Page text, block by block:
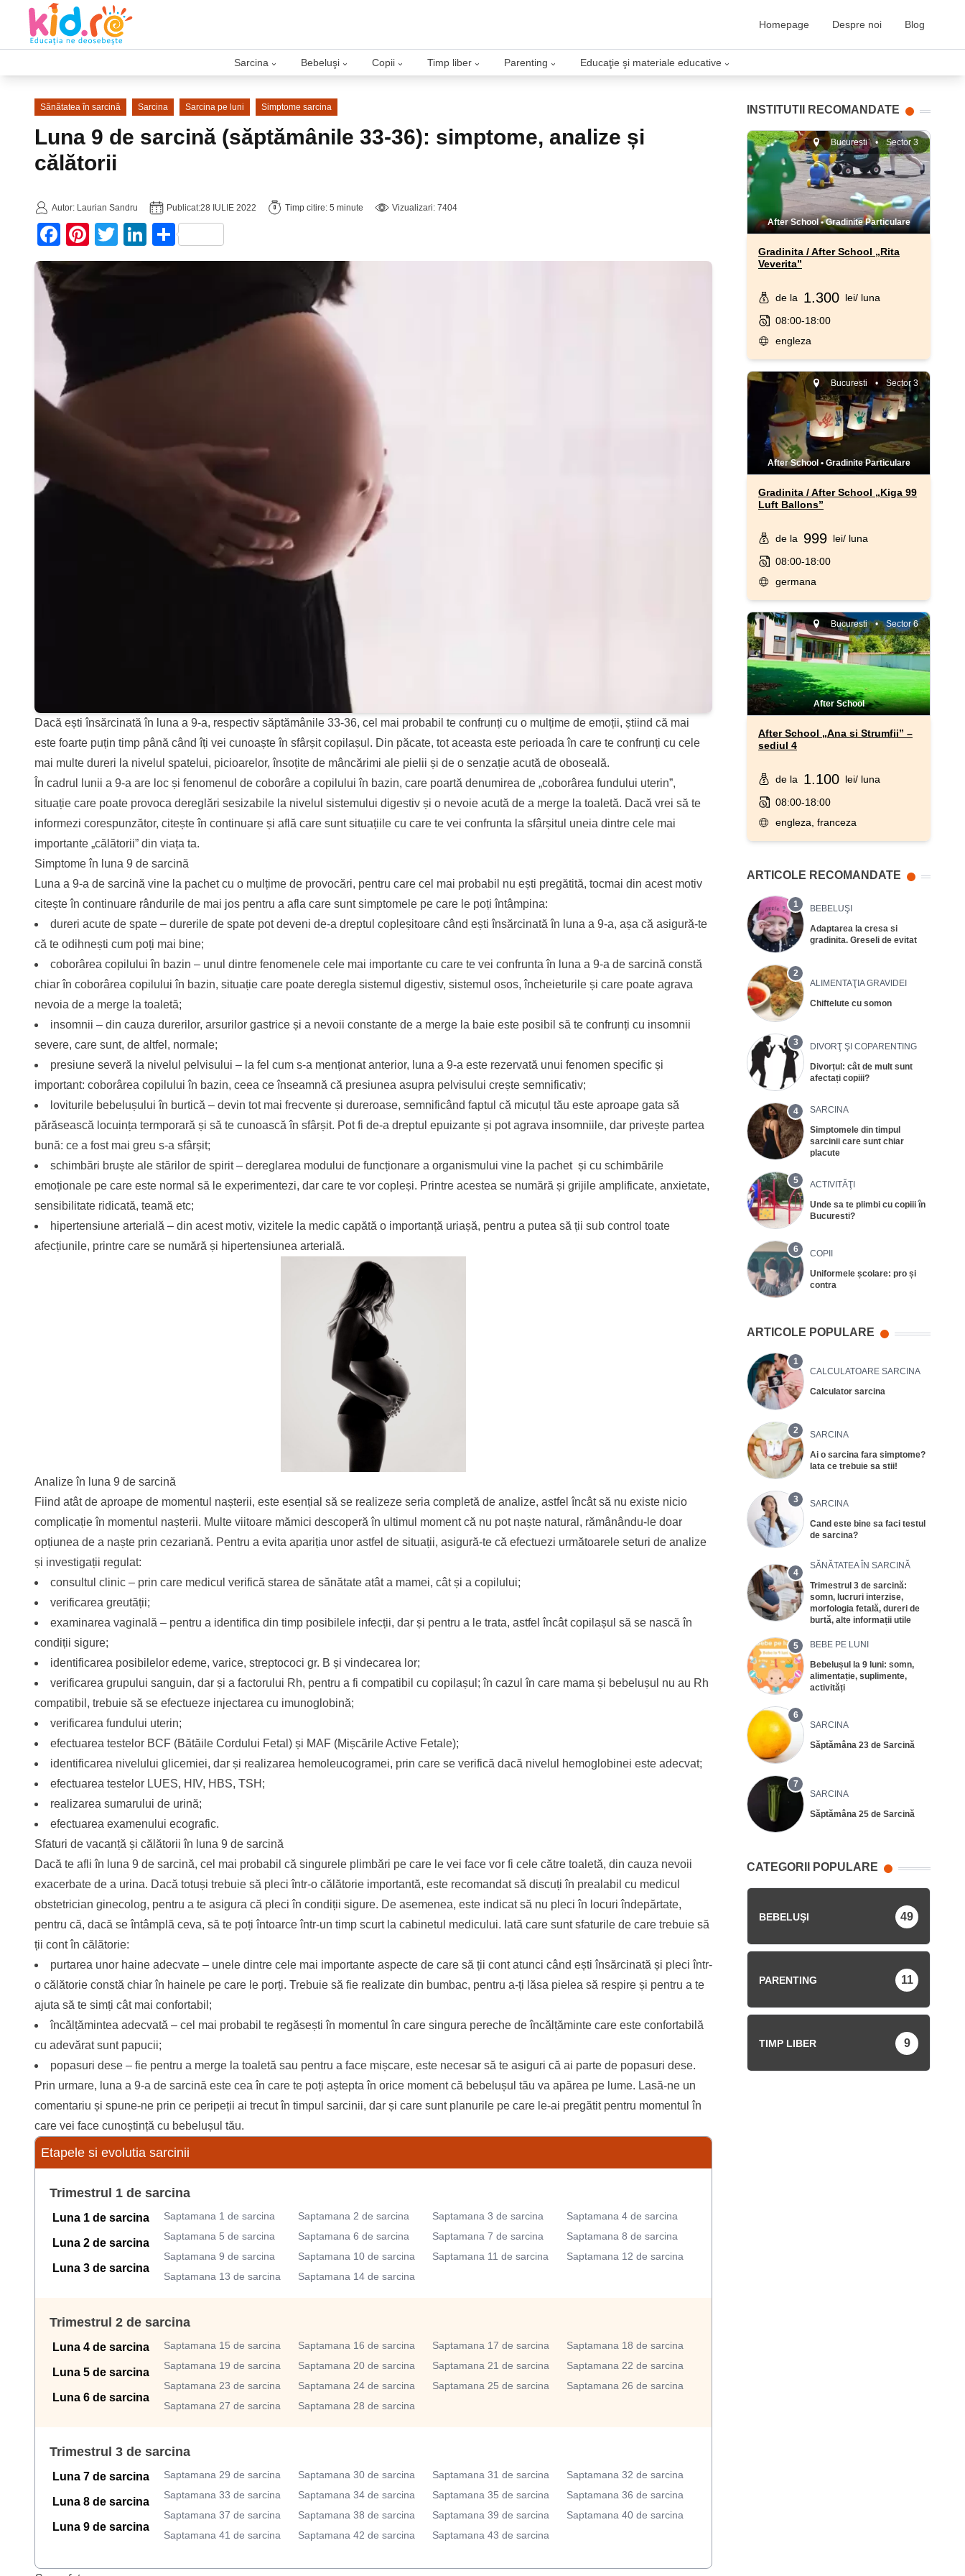
Homepage Despre noi Blog
Sarcina › Bebeluşi › Copii › Timp liber › Parenting › Educaţie şi materiale educative ›
Sănătatea în sarcină Sarcina Sarcina pe luni Simptome sarcina
Luna 9 de sarcină (săptămânile 33-36): simptome, analize și
călătorii
Autor: Laurian Sandru Publicat:28 IULIE 2022 Timp citire: 5 minute Vizualizari: 7404
Facebook
Pinterest
TwitterLinkedIn
Partajează
Dacă ești însărcinată în luna a 9-a, respectiv săptămânile 33-36, cel mai probabil te confrunți cu o mulțime de emoții, știind că mai
este foarte puțin timp până când îți vei cunoaște în sfârșit copilașul. Din păcate, tot aceasta este perioada în care te confrunți cu cele
mai multe dureri la nivelul spatelui, picioarelor, însoțite de mâncărimi ale pielii și de o senzație acută de oboseală.
În cadrul lunii a 9-a are loc și fenomenul de coborâre a copilului în bazin, care poartă denumirea de „coborârea fundului uterin”,
situație care poate provoca dereglări sesizabile la nivelul sistemului digestiv și o nevoie acută de a merge la toaletă. Dacă vrei să te
informezi corespunzător, citește în continuare și află care sunt situațiile cu care te vei confrunta la sfârșitul uneia dintre cele mai
importante „călătorii” din viața ta.
Simptome în luna 9 de sarcină
Luna a 9-a de sarcină vine la pachet cu o mulțime de provocări, pentru care cel mai probabil nu ești pregătită, tocmai din acest motiv
citește în continuare rândurile de mai jos pentru a afla care sunt simptomele pe care le poți întâmpina:
dureri acute de spate – durerile de spate pot deveni de-a dreptul copleșitoare când ești însărcinată în luna a 9-a, așa că asigură-te
că te odihnești cum poți mai bine;
coborârea copilului în bazin – unul dintre fenomenele cele mai importante cu care te vei confrunta în luna a 9-a de sarcină constă
chiar în coborârea copilului în bazin, situație care poate deregla sistemul digestiv, sistemul osos, încheieturile și care poate agrava
nevoia de a merge la toaletă;
insomnii – din cauza durerilor, arsurilor gastrice și a nevoii constante de a merge la baie este posibil să te confrunți cu insomnii
severe, care sunt, de altfel, normale;
presiune severă la nivelul pelvisului – la fel cum s-a menționat anterior, luna a 9-a este rezervată unui fenomen specific și
important: coborârea copilului în bazin, ceea ce înseamnă că presiunea asupra pelvisului crește semnificativ;
loviturile bebelușului în burtică – devin tot mai frecvente și dureroase, semnificând faptul că micuțul tău este aproape gata să
părăsească locuința termporară și să te cunoască în sfârșit. Pot fi de-a dreptul epuizante și pot agrava insomniile, dar privește partea
bună: ce a fost mai greu s-a sfârșit;
schimbări bruște ale stărilor de spirit – dereglarea modului de funcționare a organismului vine la pachet și cu schimbările
emoționale pe care este normal să le experimentezi, dar care te vor copleși. Printre acestea se numără și grijile amplificate, anxietate,
sensibilitate ridicată, teamă etc;
hipertensiune arterială – din acest motiv, vizitele la medic capătă o importanță uriașă, pentru a putea să ții sub control toate
afecțiunile, printre care se numără și hipertensiunea arterială.
Analize în luna 9 de sarcină
Fiind atât de aproape de momentul nașterii, este esențial să se realizeze seria completă de analize, astfel încât să nu existe nicio
complicație în momentul nașterii. Multe viitoare mămici descoperă în ultimul moment că nu pot naște natural, rămânându-le doar
opțiunea de a naște prin cezariană. Pentru a evita apariția unor astfel de situații, asigură-te că efectuezi următoarele seturi de analize
și investigații regulat:
consultul clinic – prin care medicul verifică starea de sănătate atât a mamei, cât și a copilului;
verificarea greutății;
examinarea vaginală – pentru a identifica din timp posibilele infecții, dar și pentru a le trata, astfel încât copilașul să se nască în
condiții sigure;
identificarea posibilelor edeme, varice, streptococi gr. B și vindecarea lor;
verificarea grupului sanguin, dar și a factorului Rh, pentru a fi compatibil cu copilașul; în cazul în care mama și bebelușul nu au Rh
compatibil, trebuie să se efectueze injectarea cu imunoglobină;
verificarea fundului uterin;
efectuarea testelor BCF (Bătăile Cordului Fetal) și MAF (Mișcările Active Fetale);
identificarea nivelului glicemiei, dar și realizarea hemoleucogramei, prin care se verifică dacă nivelul hemoglobinei este adecvat;
efectuarea testelor LUES, HIV, HBS, TSH;
realizarea sumarului de urină;
efectuarea examenului ecografic.
Sfaturi de vacanță și călătorii în luna 9 de sarcină
Dacă te afli în luna 9 de sarcină, cel mai probabil că singurele plimbări pe care le vei face vor fi cele către toaletă, din cauza nevoii
exacerbate de a urina. Dacă totuși trebuie să pleci într-o călătorie importantă, este recomandat să discuți în prealabil cu medicul
obstetrician ginecolog, pentru a te asigura că pleci în condiții sigure. De asemenea, este indicat să nu pleci în locuri îndepărtate,
pentru că, dacă se întâmplă ceva, să te poți întoarce într-un timp scurt la cabinetul medicului. Iată care sunt sfaturile de care trebuie să
ții cont în călătorie:
purtarea unor haine adecvate – unele dintre cele mai importante aspecte de care să ții cont atunci când ești însărcinată și pleci într-
o călătorie constă chiar în hainele pe care le porți. Trebuie să fie realizate din bumbac, pentru a-ți lăsa pielea să respire și pentru a te
ajuta să te simți cât mai confortabil;
încălțămintea adecvată – cel mai probabil te regăsești în momentul în care singura pereche de încălțăminte care este confortabilă
cu adevărat sunt papucii;
popasuri dese – fie pentru a merge la toaletă sau pentru a face mișcare, este necesar să te asiguri că ai parte de popasuri dese.
Prin urmare, luna a 9-a de sarcină este cea în care te poți aștepta în orice moment că bebelușul tău va apărea pe lume. Lasă-ne un
comentariu și spune-ne prin ce peripeții ai trecut în timpul sarcinii, dar și care sunt planurile pe care le-ai pregătit pentru momentul în
care vei face cunoștință cu bebelușul tău.
Etapele si evolutia sarcinii
Trimestrul 1 de sarcina
Luna 1 de sarcina
Luna 2 de sarcina
Luna 3 de sarcina
Saptamana 1 de sarcina Saptamana 2 de sarcina Saptamana 3 de sarcina
Saptamana 4 de sarcina
Saptamana 5 de sarcina
Saptamana 6 de sarcina Saptamana 7 de sarcina
Saptamana 8 de sarcina
Saptamana 9 de sarcina
Saptamana 10 de sarcina Saptamana 11 de sarcina
Saptamana 12 de sarcina
Saptamana 13 de sarcina
Saptamana 14 de sarcina
Trimestrul 2 de sarcina
Luna 4 de sarcina
Luna 5 de sarcina
Luna 6 de sarcina
Saptamana 15 de sarcina Saptamana 16 de sarcina Saptamana 17 de sarcina
Saptamana 18 de sarcina
Saptamana 19 de sarcina
Saptamana 20 de sarcina Saptamana 21 de sarcina
Saptamana 22 de sarcina
Saptamana 23 de sarcina
Saptamana 24 de sarcina Saptamana 25 de sarcina
Saptamana 26 de sarcina
Saptamana 27 de sarcina
Saptamana 28 de sarcina
Trimestrul 3 de sarcina
Luna 7 de sarcina
Luna 8 de sarcina
Luna 9 de sarcina
Saptamana 29 de sarcina Saptamana 30 de sarcina Saptamana 31 de sarcina
Saptamana 32 de sarcina
Saptamana 33 de sarcina
Saptamana 34 de sarcina Saptamana 35 de sarcina
Saptamana 36 de sarcina
Saptamana 37 de sarcina
Saptamana 38 de sarcina Saptamana 39 de sarcina
Saptamana 40 de sarcina
Saptamana 41 de sarcina
Saptamana 42 de sarcina Saptamana 43 de sarcina
INSTITUTII RECOMANDATE
Bucuresti • Sector 3
After School•Gradinite Particulare
Gradinita / After School „Rita
Veverita”
de la 1.300 lei/ luna
08:00-18:00
engleza
Bucuresti • Sector 3
After School• Gradinite Particulare
Gradinita / After School „Kiga 99
Luft Ballons”
de la 999 lei/ luna
08:00-18:00
germana
Bucuresti • Sector 6
After School
After School „Ana si Strumfii” –
sediul 4
de la 1.100 lei/ luna
08:00-18:00
engleza, franceza
ARTICOLE RECOMANDATE
1
BEBELUŞI
Adaptarea la cresa si
gradinita. Greseli de evitat
2
ALIMENTAŢIA GRAVIDEI
Chiftelute cu somon
3
DIVORŢ ŞI COPARENTING
Divorțul: cât de mult sunt
afectați copiii?
4
SARCINA
Simptomele din timpul
sarcinii care sunt chiar
placute
5
ACTIVITĂŢI
Unde sa te plimbi cu copiii în
Bucuresti?
6
COPII
Uniformele școlare: pro și
contra
ARTICOLE POPULARE
1
CALCULATOARE SARCINA
Calculator sarcina
2
SARCINA
Ai o sarcina fara simptome?
Iata ce trebuie sa stii!
3
SARCINA
Cand este bine sa faci testul
de sarcina?
4
SĂNĂTATEA ÎN SARCINĂ
Trimestrul 3 de sarcină:
somn, lucruri interzise,
morfologia fetală, dureri de
burtă, alte informații utile
5
BEBE PE LUNI
Bebelușul la 9 luni: somn,
alimentație, suplimente,
activități
6
SARCINA
Săptămâna 23 de Sarcină
7
SARCINA
Săptămâna 25 de Sarcină
CATEGORII POPULARE
BEBELUŞI 49
PARENTING 11
TIMP LIBER 9